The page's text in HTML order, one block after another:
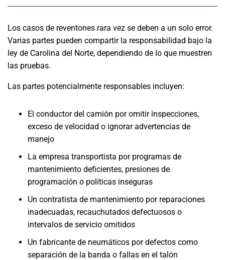
Los casos de reventones rara vez se deben a un solo error.
Varias partes pueden compartir la responsabilidad bajo la
ley de Carolina del Norte, dependiendo de lo que muestren
las pruebas.
Las partes potencialmente responsables incluyen:
El conductor del camión por omitir inspecciones,
exceso de velocidad o ignorar advertencias de
manejo
La empresa transportista por programas de
mantenimiento deficientes, presiones de
programación o políticas inseguras
Un contratista de mantenimiento por reparaciones
inadecuadas, recauchutados defectuosos o
intervalos de servicio omitidos
Un fabricante de neumáticos por defectos como
separación de la banda o fallas en el talón